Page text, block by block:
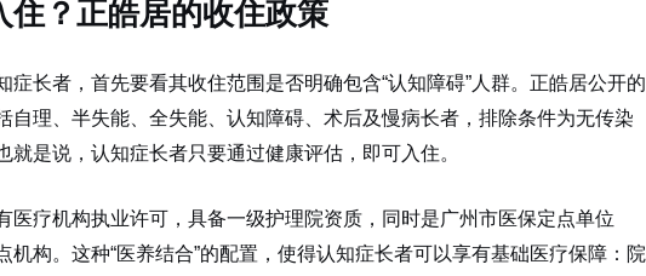
住？正皓居的收住政策
症长者，首先要看其收住范围是否明确包含“认知障碍”人群。正皓居公开的
自理、半失能、全失能、认知障碍、术后及慢病长者，排除条件为无传染
就是说，认知症长者只要通过健康评估，即可入住。
医疗机构执业许可，具备一级护理院资质，同时是广州市医保定点单位
机构。这种“医养结合”的配置，使得认知症长者可以享有基础医疗保障：院